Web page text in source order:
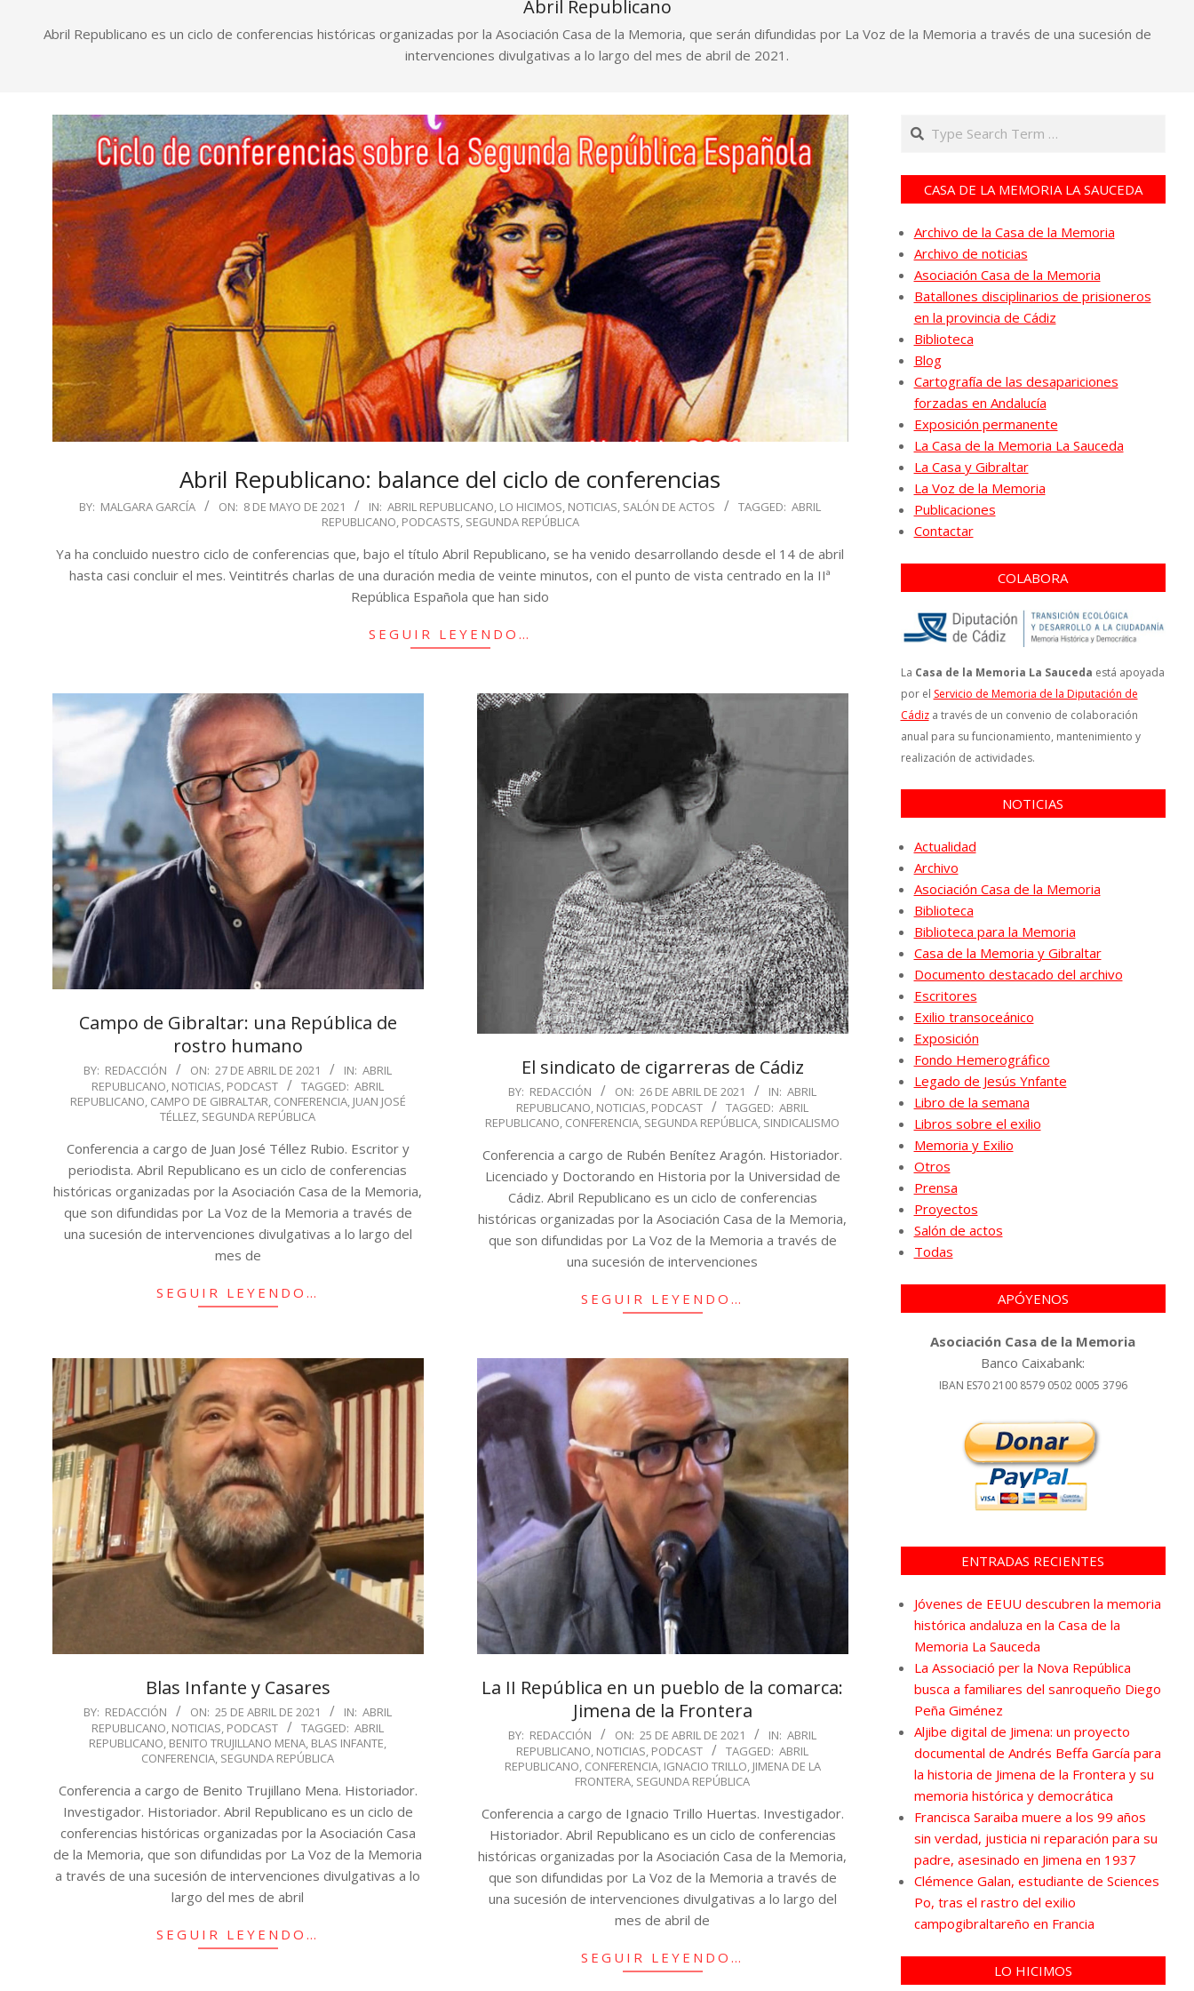
Abril Republicano
Abril Republicano es un ciclo de conferencias históricas organizadas por la Asociación Casa de la Memoria, que serán difundidas por La Voz de la Memoria a través de una sucesión de
intervenciones divulgativas a lo largo del mes de abril de 2021.
Abril Republicano: balance del ciclo de conferencias
2021-
08
BY: MALGARA GARCÍA ON: 8 DE MAYO DE 2021 IN: ABRIL REPUBLICANO, LO HICIMOS, NOTICIAS, SALÓN DE ACTOS TAGGED: ABRIL
REPUBLICANO, PODCASTS, SEGUNDA REPÚBLICA
Ya ha concluido nuestro ciclo de conferencias que, bajo el título Abril Republicano, se ha venido desarrollando desde el 14 de abril
hasta casi concluir el mes. Veintitrés charlas de una duración media de veinte minutos, con el punto de vista centrado en la IIª
República Española que han sido
SEGUIR LEYENDO…
Campo de Gibraltar: una República de
rostro humano
2021-BY: REDACCIÓN ON: 27 DE ABRIL DE 2021 IN: ABRIL
REPUBLICANO, NOTICIAS, PODCAST TAGGED: ABRIL
REPUBLICANO, CAMPO DE GIBRALTAR, CONFERENCIA, JUAN JOSÉ
TÉLLEZ, SEGUNDA REPÚBLICA
Conferencia a cargo de Juan José Téllez Rubio. Escritor y
periodista. Abril Republicano es un ciclo de conferencias
históricas organizadas por la Asociación Casa de la Memoria,
que son difundidas por La Voz de la Memoria a través de
una sucesión de intervenciones divulgativas a lo largo del
mes de
SEGUIR LEYENDO…
El sindicato de cigarreras de Cádiz
2021-
26
BY: REDACCIÓN ON: 26 DE ABRIL DE 2021 IN: ABRIL
REPUBLICANO, NOTICIAS, PODCAST TAGGED: ABRIL
REPUBLICANO, CONFERENCIA, SEGUNDA REPÚBLICA, SINDICALISMO
Conferencia a cargo de Rubén Benítez Aragón. Historiador.
Licenciado y Doctorando en Historia por la Universidad de
Cádiz. Abril Republicano es un ciclo de conferencias
históricas organizadas por la Asociación Casa de la Memoria,
que son difundidas por La Voz de la Memoria a través de
una sucesión de intervenciones
SEGUIR LEYENDO…
Blas Infante y Casares
2021-BY: REDACCIÓN ON: 25 DE ABRIL DE 2021 IN: ABRIL
REPUBLICANO, NOTICIAS, PODCAST TAGGED: ABRIL
REPUBLICANO, BENITO TRUJILLANO MENA, BLAS INFANTE,
CONFERENCIA, SEGUNDA REPÚBLICA
Conferencia a cargo de Benito Trujillano Mena. Historiador.
Investigador. Historiador. Abril Republicano es un ciclo de
conferencias históricas organizadas por la Asociación Casa
de la Memoria, que son difundidas por La Voz de la Memoria
a través de una sucesión de intervenciones divulgativas a lo
largo del mes de abril
SEGUIR LEYENDO…
La II República en un pueblo de la comarca:
Jimena de la Frontera
2021-BY: REDACCIÓN ON: 25 DE ABRIL DE 2021 IN: ABRIL
REPUBLICANO, NOTICIAS, PODCAST TAGGED: ABRIL
REPUBLICANO, CONFERENCIA, IGNACIO TRILLO, JIMENA DE LA
FRONTERA, SEGUNDA REPÚBLICA
Conferencia a cargo de Ignacio Trillo Huertas. Investigador.
Historiador. Abril Republicano es un ciclo de conferencias
históricas organizadas por la Asociación Casa de la Memoria,
que son difundidas por La Voz de la Memoria a través de
una sucesión de intervenciones divulgativas a lo largo del
mes de abril de
SEGUIR LEYENDO…
Search
CASA DE LA MEMORIA LA SAUCEDA
Archivo de la Casa de la Memoria
Archivo de noticias
Asociación Casa de la Memoria
Batallones disciplinarios de prisioneros
en la provincia de Cádiz
Biblioteca
Blog
Cartografía de las desapariciones
forzadas en Andalucía
Exposición permanente
La Casa de la Memoria La Sauceda
La Casa y Gibraltar
La Voz de la Memoria
Publicaciones
Contactar
COLABORA
La Casa de la Memoria La Sauceda está apoyada
por el Servicio de Memoria de la Diputación de
Cádiza través de un convenio de colaboración
anual para su funcionamiento, mantenimiento y
realización de actividades.
NOTICIAS
Actualidad
Archivo
Asociación Casa de la Memoria
Biblioteca
Biblioteca para la Memoria
Casa de la Memoria y Gibraltar
Documento destacado del archivo
Escritores
Exilio transoceánico
Exposición
Fondo Hemerográfico
Legado de Jesús Ynfante
Libro de la semana
Libros sobre el exilio
Memoria y Exilio
Otros
Prensa
Proyectos
Salón de actos
Todas
APÓYENOS
Asociación Casa de la Memoria
Banco Caixabank:
IBAN ES70 2100 8579 0502 0005 3796
ENTRADAS RECIENTES
Jóvenes de EEUU descubren la memoria
histórica andaluza en la Casa de la
Memoria La Sauceda
La Associació per la Nova República
busca a familiares del sanroqueño Diego
Peña Giménez
Aljibe digital de Jimena: un proyecto
documental de Andrés Beffa García para
la historia de Jimena de la Frontera y su
memoria histórica y democrática
Francisca Saraiba muere a los 99 años
sin verdad, justicia ni reparación para su
padre, asesinado en Jimena en 1937
Clémence Galan, estudiante de Sciences
Po, tras el rastro del exilio
campogibraltareño en Francia
LO HICIMOS